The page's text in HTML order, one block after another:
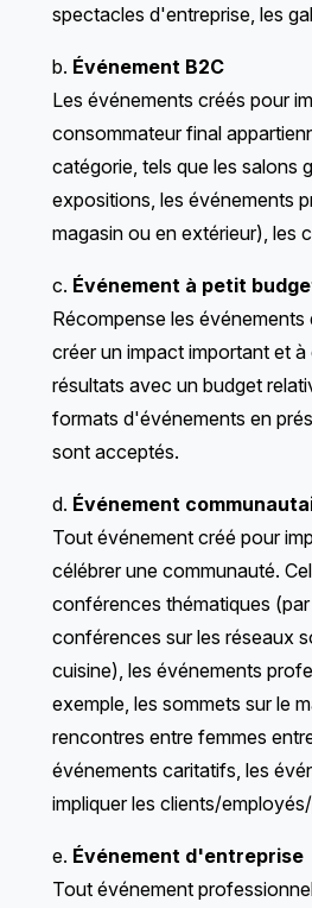
spectacles d'entreprise, les
b. Événement B2C
Les événements créés pour
consommateur final
catégorie, tels que les salons
expositions, les événements
magasin ou en extérieur), les
c. Événement à petit
Récompense les événements
créer un impact important et
résultats avec un budget
formats d'événements en
sont acceptés.
d. Événement
Tout événement créé pour
célébrer une communauté.
conférences thématiques
conférences sur les réseaux
cuisine), les événements
exemple, les sommets sur le
rencontres entre femmes
événements caritatifs, les
impliquer les clients/
e. Événement d'entreprise
Tout événement